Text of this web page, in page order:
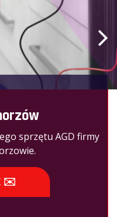
sprzętu AGD firmy
✉️